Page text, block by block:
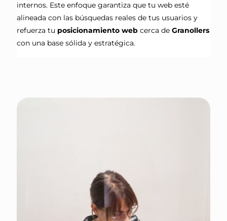
internos. Este enfoque garantiza que tu web esté
alineada con las búsquedas reales de tus usuarios y
refuerza tu posicionamiento web cerca de Granollers
con una base sólida y estratégica.